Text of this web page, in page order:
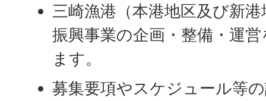
三崎漁港（本港地区及び新
振興事業の企画・整備・運
ます。
募集要項やスケジュール等